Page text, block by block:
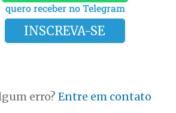
quero receber no Telegram
INSCREVA-SE
erro? Entre em contato